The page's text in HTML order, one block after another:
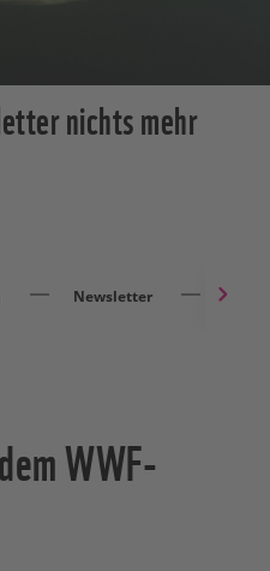
nichts mehr
Newsletter
WWF-